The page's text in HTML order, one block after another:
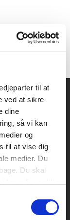
til at
ved at sikre
dine
så vi kan
og
til at vise dig
medier. Du
Du skal